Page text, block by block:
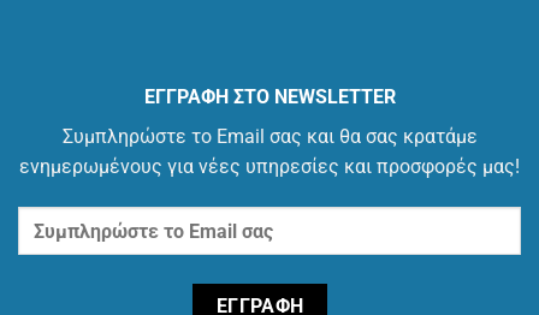
ΕΓΓΡΑΦΗ ΣΤΟ NEWSLETTER
Συμπληρώστε το Email σας και θα σας κρατάμε
ενημερωμένους για νέες υπηρεσίες και προσφορές μας!